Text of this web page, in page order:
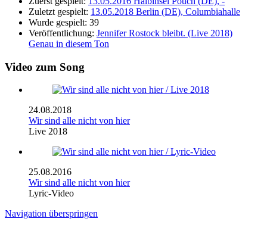
Zuletzt gespielt: 13.05.2018 Berlin (DE), Columbiahalle
Wurde gespielt: 39
Veröffentlichung: Jennifer Rostock bleibt. (Live 2018)
Genau in diesem Ton
Video zum Song
24.08.2018
Wir sind alle nicht von hier
Live 2018
25.08.2016
Wir sind alle nicht von hier
Lyric-Video
Navigation überspringen